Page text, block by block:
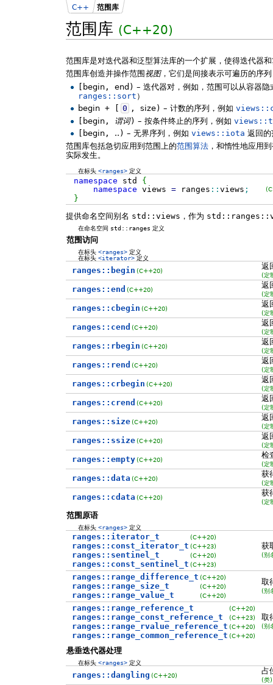
范围库 (C++20)
C++ 范围库
范围库是对迭代器和泛型算法库的一个扩展，使得迭代器
范围库创造并操作范围 视图，它们是间接表示可遍历的序
begin ,end ) – 迭代器对，例如，范围可以从容器
ranges::sort ）
begin + 0 ,size) – 计数的序列，例如
begin , 谓词) – 按条件终止的序列，例如
begin , .. ) – 无界序列，例如views::iota 返回的
范围库包括急切应用到范围上的范围算法 ，和惰性地应用
实际发生。
在标头<ranges> 定义
namespace std {
namespace views =ranges :: views ;
}
提供命名空间别名 std::views ，作为
在命名空间 std::ranges 定义
范围访问
在标头<ranges> 定义
在标头<iterator>定义
ranges::begin (C++20) 返
(定
ranges::end (C++20) 返
(定
ranges::cbegin (C++20) 返
(定
ranges::cend (C++20) 返
(定
ranges::rbegin (C++20) 返
(定
ranges::rend (C++20) 返
(定
ranges::crbegin (C++20) 返
(定
ranges::crend (C++20) 返
(定
ranges::size (C++20) 返
(定
ranges::ssize (C++20) 返
(定
ranges::empty (C++20) 检
(定
ranges::data (C++20) 获
(定
ranges::cdata (C++20) 获
(定
范围原语
在标头<ranges> 定义
ranges::iterator_t
ranges::const_iterator_t
ranges::sentinel_t
ranges::const_sentinel_t
(C++20)
(C++23)
(C++20)
(C++23)
获
(别
ranges::range_difference_t
ranges::range_size_t
ranges::range_value_t
(C++20)
(C++20)
(C++20)
取
(别
ranges::range_reference_t
ranges::range_const_reference_t
ranges::range_rvalue_reference_t
ranges::range_common_reference_t
(C++20)
(C++23)
(C++20)
(C++20)
取
(别
悬垂迭代器处理
在标头<ranges> 定义
ranges::dangling (C++20) 占
(类)